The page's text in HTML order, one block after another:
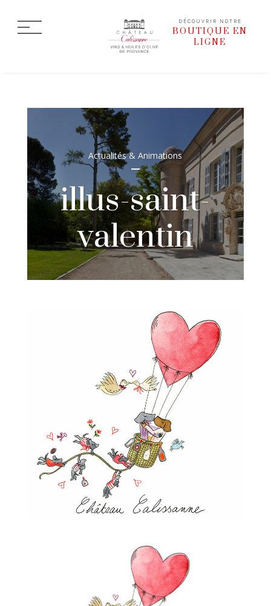
DÉCOUVRIR NOTRE
BOUTIQUE EN
LIGNE
Actualités & Animations
illus-saint-
valentin